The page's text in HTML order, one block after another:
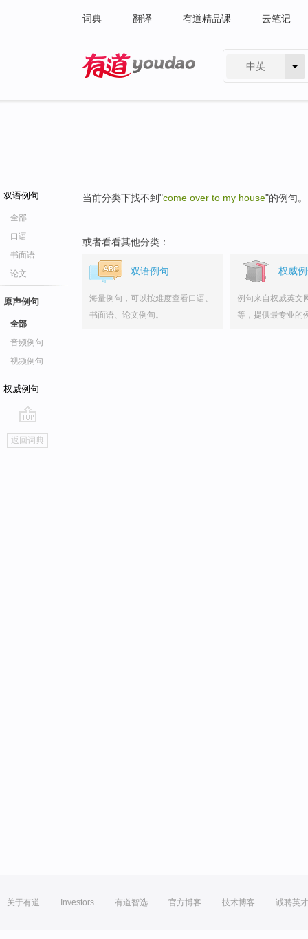
词典 翻译 有道精品课 云笔记
中英
双语例句
全部
口语
书面语
论文
原声例句
全部
音频例句
视频例句
权威例句
go
top
返回词典
当前分类下找不到"come over to my house"的例句。
或者看看其他分类：
双语例句
海量例句，可以按难度查看口语、
书面语、论文例句。
权威
例句来自权威英文
等，提供最专业的
关于有道 Investors 有道智选 官方博客 技术博客 诚聘英才